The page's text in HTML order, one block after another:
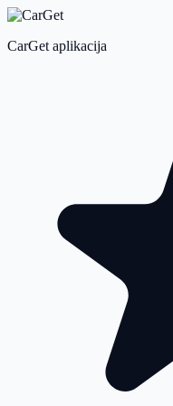
CarGet aplikacija